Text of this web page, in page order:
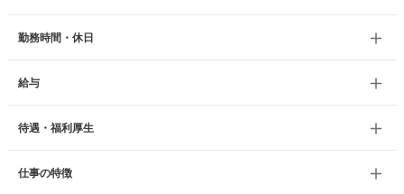
勤務時間・休日
給与
待遇・福利厚生
仕事の特徴